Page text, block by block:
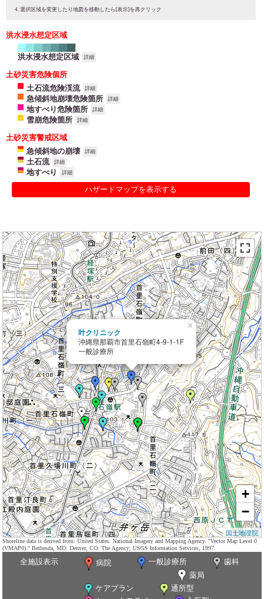
選択区域を変更したり地図を移動したら[表示]を再クリック
洪水浸水想定区域
洪水浸水想定区域 詳細
土砂災害危険個所
土石流危険渓流
詳細
急傾斜地崩壊危険箇所 詳細
地すべり危険箇所 詳細
雪崩危険箇所 詳細
土砂災害警戒区域
急傾斜地の崩壊
詳細
土石流 詳細
地すべり 詳細
ハザードマップを表示する
叶クリニック
沖縄県那覇市首里石嶺町4-9-1-1F
一般診療所
×
+
−
国土地理院
Shoreline data is derived from: United States. National Imagery and Mapping Agency. "Vector Map Level 0
(VMAP0)." Bethesda, MD: Denver, CO: The Agency; USGS Information Services, 1997.
全施設表示 病院 一般診療所
歯科
薬局
ケアプラン
通所型